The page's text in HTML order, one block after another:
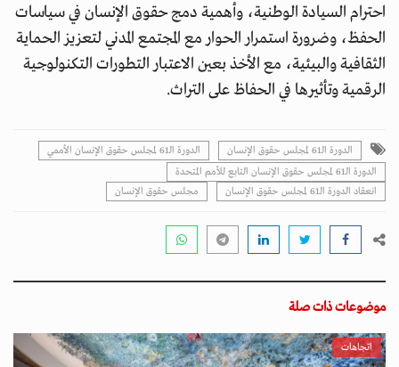
احترام السيادة الوطنية، وأهمية دمج حقوق الإنسان في سياسات
الحفظ، وضرورة استمرار الحوار مع المجتمع المدني لتعزيز الحماية
الثقافية والبيئية، مع الأخذ بعين الاعتبار التطورات التكنولوجية
الرقمية وتأثيرها في الحفاظ على التراث.
الدورة الـ61 لمجلس حقوق الإنسان
الدورة الـ61 لمجلس حقوق الإنسان الأممي
الدورة الـ61 لمجلس حقوق الإنسان التابع للأمم المتحدة
انعقاد الدورة الـ61 لمجلس حقوق الإنسان
مجلس حقوق الإنسان
موضوعات ذات صلة
اتجاهات